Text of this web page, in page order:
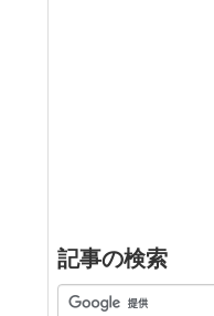
記事の検索